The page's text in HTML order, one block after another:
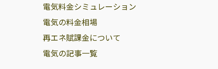
電気料金シミュレーション
電気の料金相場
再エネ賦課金について
電気の記事一覧